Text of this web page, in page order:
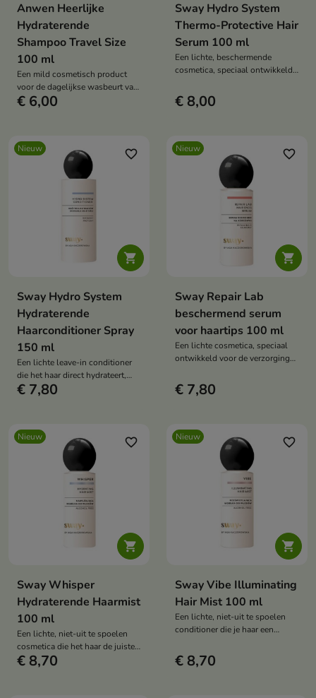
Anwen Heerlijke
Hydraterende
Shampoo Travel Size
100 ml
Een mild cosmetisch product
voor de dagelijkse wasbeurt van
haar en hoofdhuid.
€ 6,00
Sway Hydro System
Thermo-Protective Hair
Serum 100 ml
Een lichte, beschermende
cosmetica, speciaal ontwikkeld
tijdens het stylen aan hoge
temperaturen wordt
€ 8,00
Nieuw

favorite_border
Sway Hydro System
Hydraterende
Haarconditioner Spray
150 ml
Een lichte leave-in conditioner
die het haar direct hydrateert,
glad maakt en de dagelijkse
€ 7,80
Nieuw

favorite_border
Sway Repair Lab
beschermend serum
voor haartips 100 ml
Een lichte cosmetica, speciaal
ontwikkeld voor de verzorging
haar si haarpunten.
€ 7,80
Nieuw

favorite_border
Sway Whisper
Hydraterende Haarmist
100 ml
Een lichte, niet-uit te spoelen
cosmetica die het haar de juiste
hydratatie geeft, de structuur
€ 8,70
Nieuw

favorite_border
Sway Vibe Illuminating
Hair Mist 100 ml
Een lichte, niet-uit te spoelen
conditioner die je haar een
gezonde uitstraling geeft.
€ 8,70